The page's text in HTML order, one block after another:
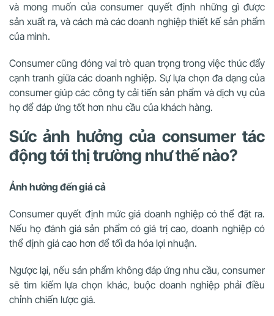
và mong muốn của consumer quyết định những gì được
sản xuất ra, và cách mà các doanh nghiệp thiết kế sản phẩm
của mình.
Consumer cũng đóng vai trò quan trọng trong việc thúc đẩy
cạnh tranh giữa các doanh nghiệp. Sự lựa chọn đa dạng của
consumer giúp các công ty cải tiến sản phẩm và dịch vụ của
họ để đáp ứng tốt hơn nhu cầu của khách hàng.
Sức ảnh hưởng của consumer tác
động tới thị trường như thế nào?
Ảnh hưởng đến giá cả
Consumer quyết định mức giá doanh nghiệp có thể đặt ra.
Nếu họ đánh giá sản phẩm có giá trị cao, doanh nghiệp có
thể định giá cao hơn để tối đa hóa lợi nhuận.
Ngược lại, nếu sản phẩm không đáp ứng nhu cầu, consumer
sẽ tìm kiếm lựa chọn khác, buộc doanh nghiệp phải điều
chỉnh chiến lược giá.